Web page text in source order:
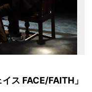
ス FACE/FAITH」